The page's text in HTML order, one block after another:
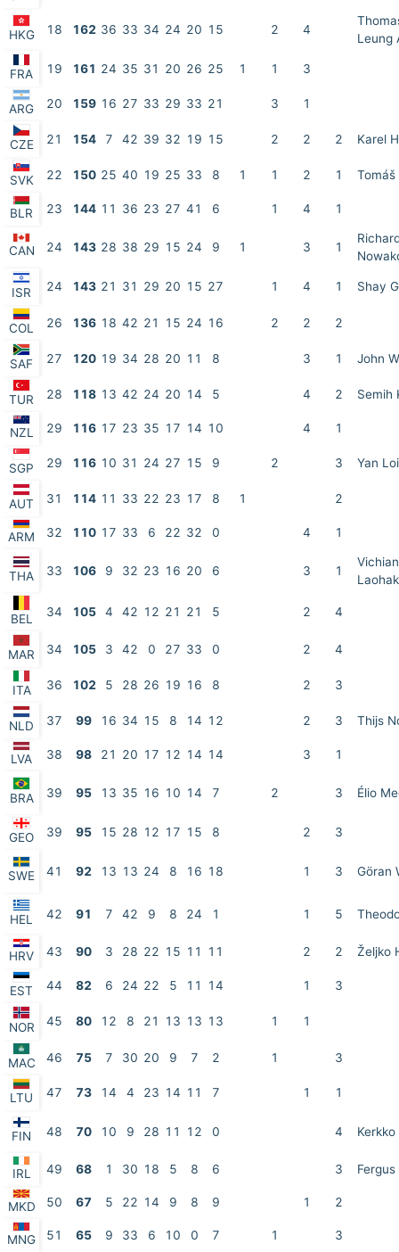
HKG 18 162 36 33 34 24 20 15 2 4
Leung
FRA 19 161 24 35 31 20 26 25 1 1 3
ARG 20 159 16 27 33 29 33 21 3 1
CZE 21 154 7 42 39 32 19 15 2 2 2 Karel
SVK 22 150 25 40 19 25 33 8 1 1 2 1
BLR 23 144 11 36 23 27 41 6 1 4 1
CAN 24 143 28 38 29 15 24 9 1 3 1
ISR 24 143 21 31 29 20 15 27 1 4 1 Shay
COL 26 136 18 42 21 15 24 16 2 2 2
SAF 27 120 19 34 28 20 11 8 3 1 John
TUR 28 118 13 42 24 20 14 5 4 2 Semih
NZL 29 116 17 23 35 17 14 10 4 1
SGP 29 116 10 31 24 27 15 9 2 3 Yan
AUT 31 114 11 33 22 23 17 8 1 2
ARM 32 110 17 33 6 22 32 0 4 1
THA 33 106 9 32 23 16 20 6 3 1
Vichian
BEL 34 105 4 42 12 21 21 5 2 4
MAR 34 105 3 42 0 27 33 0 2 4
ITA 36 102 5 28 26 19 16 8 2 3
NLD 37 99 16 34 15 8 14 12 2 3 Thijs
LVA 38 98 21 20 17 12 14 14 3 1
BRA 39 95 13 35 16 10 14 7 2 3 Élio
GEO 39 95 15 28 12 17 15 8 2 3
SWE 41 92 13 13 24 8 16 18 1 3 Göran
HEL 42 91 7 42 9 8 24 1 1 5
HRV 43 90 3 28 22 15 11 11 2 2 Željko
EST 44 82 6 24 22 5 11 14 1 3
NOR 45 80 12 8 21 13 13 13 1 1
MAC 46 75 7 30 20 9 7 2 1 3
LTU 47 73 14 4 23 14 11 7 1 1
FIN 48 70 10 9 28 11 12 0 4
IRL 49 68 1 30 18 5 8 6 3 Fergus
MKD 50 67 5 22 14 9 8 9 1 2
MNG 51 65 9 33 6 10 0 7 1 3